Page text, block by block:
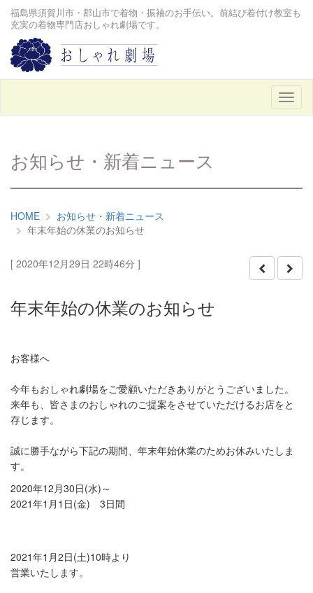
福島県須賀川市・郡山市で着物・振袖のお手伝い。前結び着付け教室も
充実の着物専門店おしゃれ劇場です。
メ
ニ
お知らせ・新着ニュース
HOME
お知らせ・新着ニュース
年末年始の休業のお知らせ
[ 2020年12月29日 22時46分 ]
年末年始の休業のお知らせ
お客様へ
今年もおしゃれ劇場をご愛顧いただきありがとうございました。
来年も、皆さまのおしゃれのご提案をさせていただけるお店をと
存じます。
誠に勝手ながら下記の期間、年末年始休業のためお休みいたしま
す。
2020年12月30日(水)～
2021年1月1日(金) 3日間
2021年1月2日(土)10時より
営業いたします。